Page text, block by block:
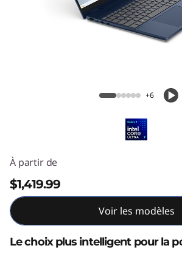
+6
À partir de
$1,419.99
Voir les modèles
Le choix plus intelligent pour la